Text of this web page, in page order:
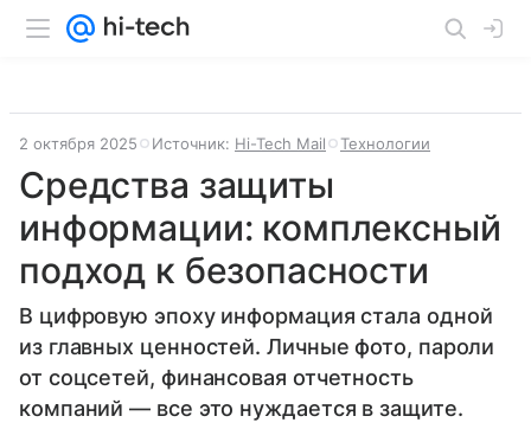
2 октября 2025 Источник: Hi-Tech Mail Технологии
Средства защиты
информации: комплексный
подход к безопасности
В цифровую эпоху информация стала одной
из главных ценностей. Личные фото, пароли
от соцсетей, финансовая отчетность
компаний — все это нуждается в защите.